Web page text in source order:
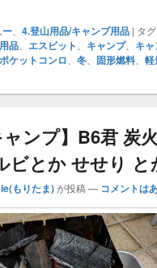
ー 4.登山用品/キャンプ用品 | タ
品 エスビット キャンプ、 キ
ポケットコンロ 冬 固形燃料 軽
ャンプ】B6君 炭
ビとか せせり と
もりたま)が投稿 — コメントは